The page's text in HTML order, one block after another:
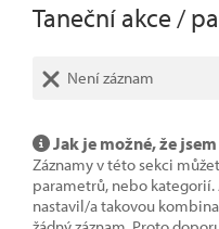
Taneční akce /
Není záznam
Jak je možné, že
Záznamy v této sekci
parametrů, nebo kategorií.
nastavil/a takovou